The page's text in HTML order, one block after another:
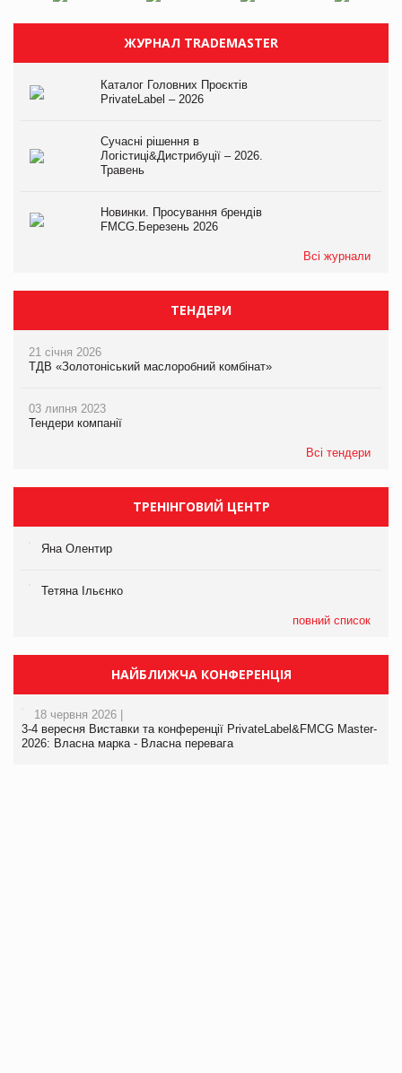
ЖУРНАЛ TRADEMASTER
Каталог Головних Проєктів
PrivateLabel – 2026
Сучасні рішення в
Логістиці&Дистрибуції – 2026.
Травень
Новинки. Просування брендів
FMCG.Березень 2026
Всі журнали
ТЕНДЕРИ
21 січня 2026
ТДВ «Золотоніський маслоробний комбінат»
03 липня 2023
Тендери компанії
Всі тендери
ТРЕНІНГОВИЙ ЦЕНТР
Яна Олентир
Тетяна Ільєнко
повний список
НАЙБЛИЖЧА КОНФЕРЕНЦІЯ
18 червня 2026 |
3-4 вересня Виставки та конференції PrivateLabel&FMCG Master-
2026: Власна марка - Власна перевага